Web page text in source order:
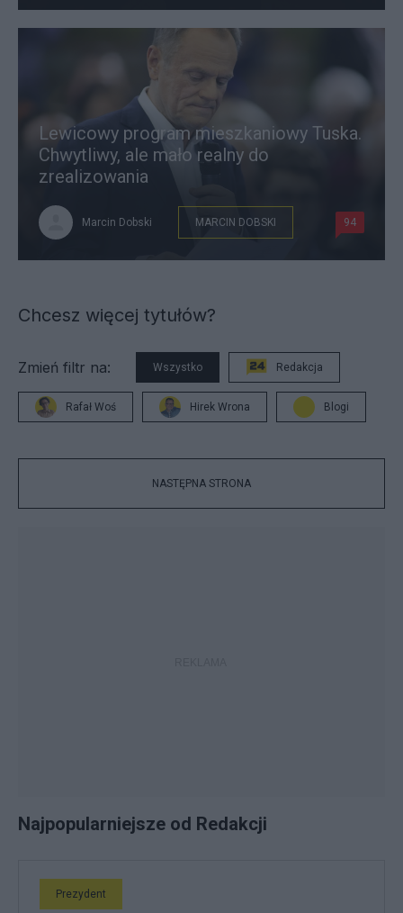
Lewicowy program mieszkaniowy Tuska.
Chwytliwy, ale mało realny do
zrealizowania
Marcin Dobski MARCIN DOBSKI 94
Chcesz więcej tytułów?
Zmień filtr na: Wszystko Redakcja
Rafał Woś Hirek Wrona Blogi
NASTĘPNA STRONA
Najpopularniejsze od Redakcji
Prezydent